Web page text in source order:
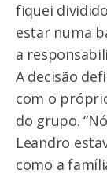
fiquei
estar numa
a
A decisão
com o
do grupo.
Leandro
como a